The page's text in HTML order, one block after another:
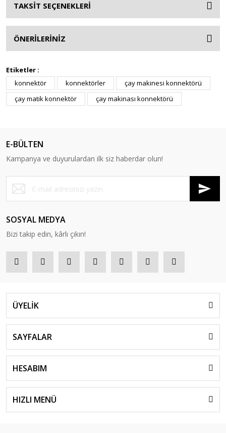
TAKSİT SEÇENEKLERİ
ÖNERİLERİNİZ
Etiketler :
konnektör
konnektörler
çay makinesi konnektörü
çay matik konnektör
çay makinası konnektörü
E-BÜLTEN
Kampanya ve duyurulardan ilk siz haberdar olun!
SOSYAL MEDYA
Bizi takip edin, kârlı çıkın!
ÜYELİK
SAYFALAR
HESABIM
HIZLI MENÜ